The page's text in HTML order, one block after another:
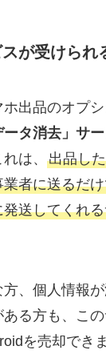
が受けられ
出品のオプ
ータ消去」サ
れは、出品し
者に送るだ
送してくれ
、個人情報
る方も、こ
を売却できま